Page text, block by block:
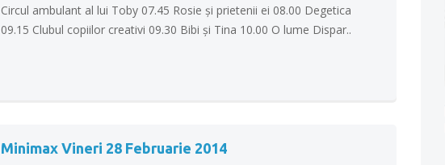
Circul ambulant al lui Toby 07.45 Rosie şi prietenii ei 08.00 Degetica
09.15 Clubul copiilor creativi 09.30 Bibi şi Tina 10.00 O lume Dispar..
Minimax Vineri 28 Februarie 2014